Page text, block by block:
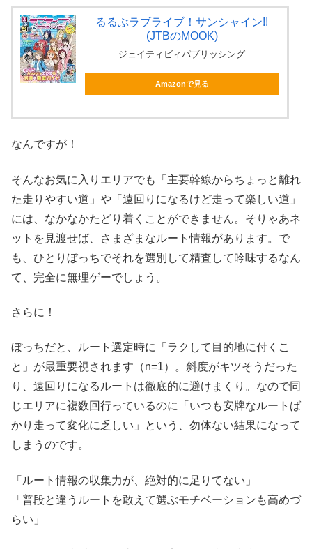
るるぶラブライブ！サンシャイン!!
(JTBのMOOK)
ジェイティビィパブリッシング
Amazonで見る
なんですが！
そんなお気に入りエリアでも「主要幹線からちょっと離れ
た走りやすい道」や「遠回りになるけど走って楽しい道」
には、なかなかたどり着くことができません。そりゃあネ
ットを見渡せば、さまざまなルート情報があります。で
も、ひとりぼっちでそれを選別して精査して吟味するなん
て、完全に無理ゲーでしょう。
さらに！
ぼっちだと、ルート選定時に「ラクして目的地に付くこ
と」が最重要視されます（n=1）。斜度がキツそうだった
り、遠回りになるルートは徹底的に避けまくり。なので同
じエリアに複数回行っているのに「いつも安牌なルートば
かり走って変化に乏しい」という、勿体ない結果になって
しまうのです。
「ルート情報の収集力が、絶対的に足りてない」
「普段と違うルートを敢えて選ぶモチベーションも高めづ
らい」